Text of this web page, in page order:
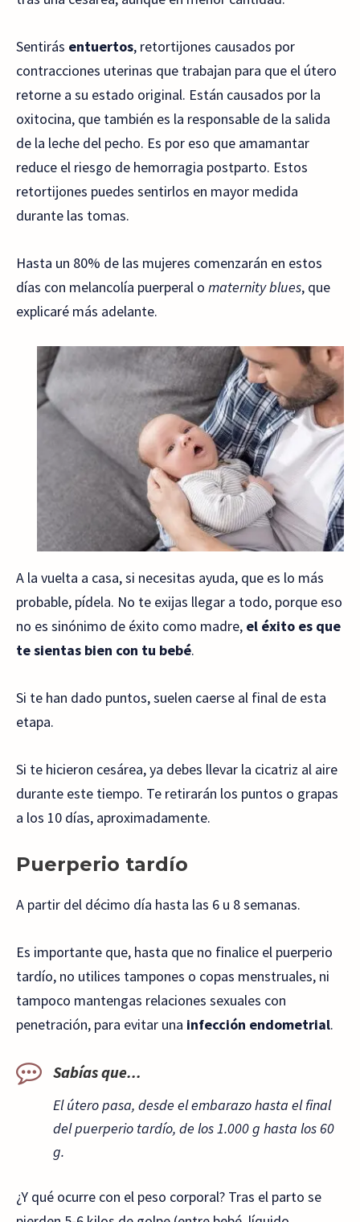
Sentirás entuertos, retortijones causados por
contracciones uterinas que trabajan para que el útero
retorne a su estado original. Están causados por la
oxitocina, que también es la responsable de la salida
de la leche del pecho. Es por eso que amamantar
reduce el riesgo de hemorragia postparto. Estos
retortijones puedes sentirlos en mayor medida
durante las tomas.
Hasta un 80% de las mujeres comenzarán en estos
días con melancolía puerperal o maternity blues, que
explicaré más adelante.
A la vuelta a casa, si necesitas ayuda, que es lo más
probable, pídela. No te exijas llegar a todo, porque eso
no es sinónimo de éxito como madre, el éxito es que
te sientas bien con tu bebé.
Si te han dado puntos, suelen caerse al final de esta
etapa.
Si te hicieron cesárea, ya debes llevar la cicatriz al aire
durante este tiempo. Te retirarán los puntos o grapas
a los 10 días, aproximadamente.
Puerperio tardío
A partir del décimo día hasta las 6 u 8 semanas.
Es importante que, hasta que no finalice el puerperio
tardío, no utilices tampones o copas menstruales, ni
tampoco mantengas relaciones sexuales con
penetración, para evitar una infección endometrial.
Sabías que...
El útero pasa, desde el embarazo hasta el final
del puerperio tardío, de los 1.000 g hasta los 60
g.
¿Y qué ocurre con el peso corporal? Tras el parto se